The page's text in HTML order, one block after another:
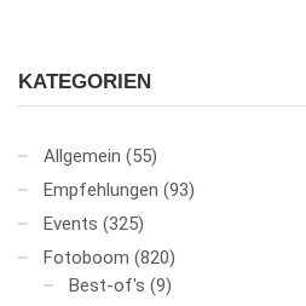
KATEGORIEN
Allgemein (55)
Empfehlungen (93)
Events (325)
Fotoboom (820)
Best-of's (9)